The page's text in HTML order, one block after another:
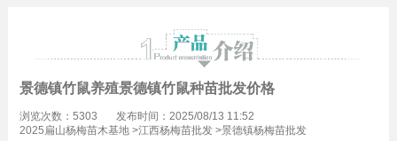
景德镇竹鼠养殖景德镇竹鼠种苗批发价格
浏览次数：5303
发布时间：2025/08/13 11:52
2025扁山杨梅苗木基地>江西杨梅苗批发>景德镇杨梅苗批发